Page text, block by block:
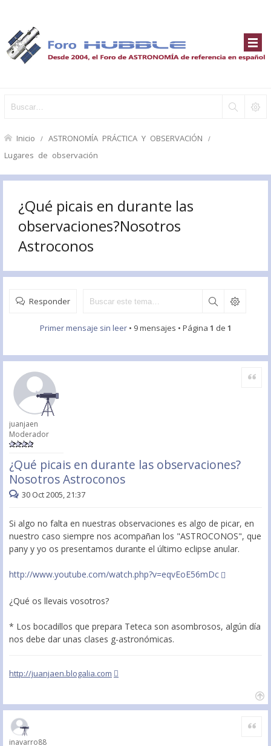
Inicio ASTRONOMÍA PRÁCTICA Y OBSERVACIÓN
Lugares de observación
¿Qué picais en durante las
observaciones?Nosotros
Astroconos
Responder
Primer mensaje sin leer• 9 mensajes • Página 1 de 1
juanjaen
Moderador
¿Qué picais en durante las observaciones?
Nosotros Astroconos
Citar
30 Oct 2005, 21:37
Si algo no falta en nuestras observaciones es algo de picar, en
nuestro caso siempre nos acompañan los "ASTROCONOS", que
pany y yo os presentamos durante el último eclipse anular.
http://www.youtube.com/watch.php?v=eqvEoE56mDc
¿Qué os llevais vosotros?
* Los bocadillos que prepara Teteca son asombrosos, algún día
nos debe dar unas clases g-astronómicas.
http://juanjaen.blogalia.com
inavarro88
Citar